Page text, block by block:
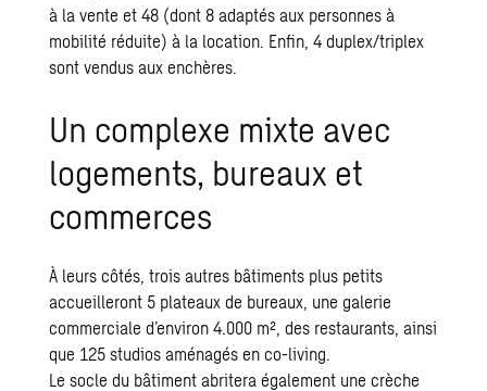
à la vente et 48 (dont 8 adaptés aux personnes à
mobilité réduite) à la location. Enfin, 4 duplex/triplex
sont vendus aux enchères.
Un complexe mixte avec
logements, bureaux et
commerces
À leurs côtés, trois autres bâtiments plus petits
accueilleront 5 plateaux de bureaux, une galerie
commerciale d’environ 4.000 m², des restaurants, ainsi
que 125 studios aménagés en co-living.
Le socle du bâtiment abritera également une crèche